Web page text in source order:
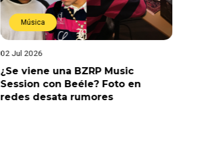
Música
02 Jul 2026
¿Se viene una BZRP Music
Session con Beéle? Foto en
redes desata rumores